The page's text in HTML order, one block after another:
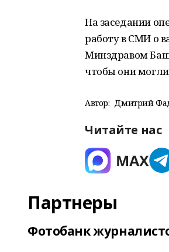
На заседании
работу в СМИ о
Минздравом
чтобы они
Автор: Дмитрий
Читайте нас
Партнеры
Фотобанк